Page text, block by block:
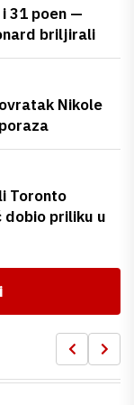
31 poen —
briljirali
Nikole
Toronto
dobio priliku u